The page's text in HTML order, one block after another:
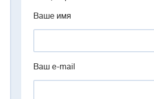
Ваше имя
Ваш e-mail